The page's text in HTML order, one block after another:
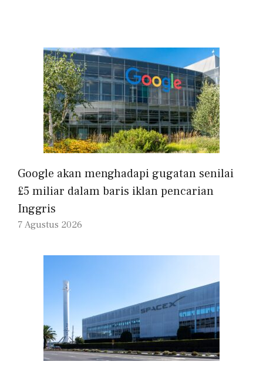
Google akan menghadapi gugatan senilai
£5 miliar dalam baris iklan pencarian
Inggris
7 Agustus 2026